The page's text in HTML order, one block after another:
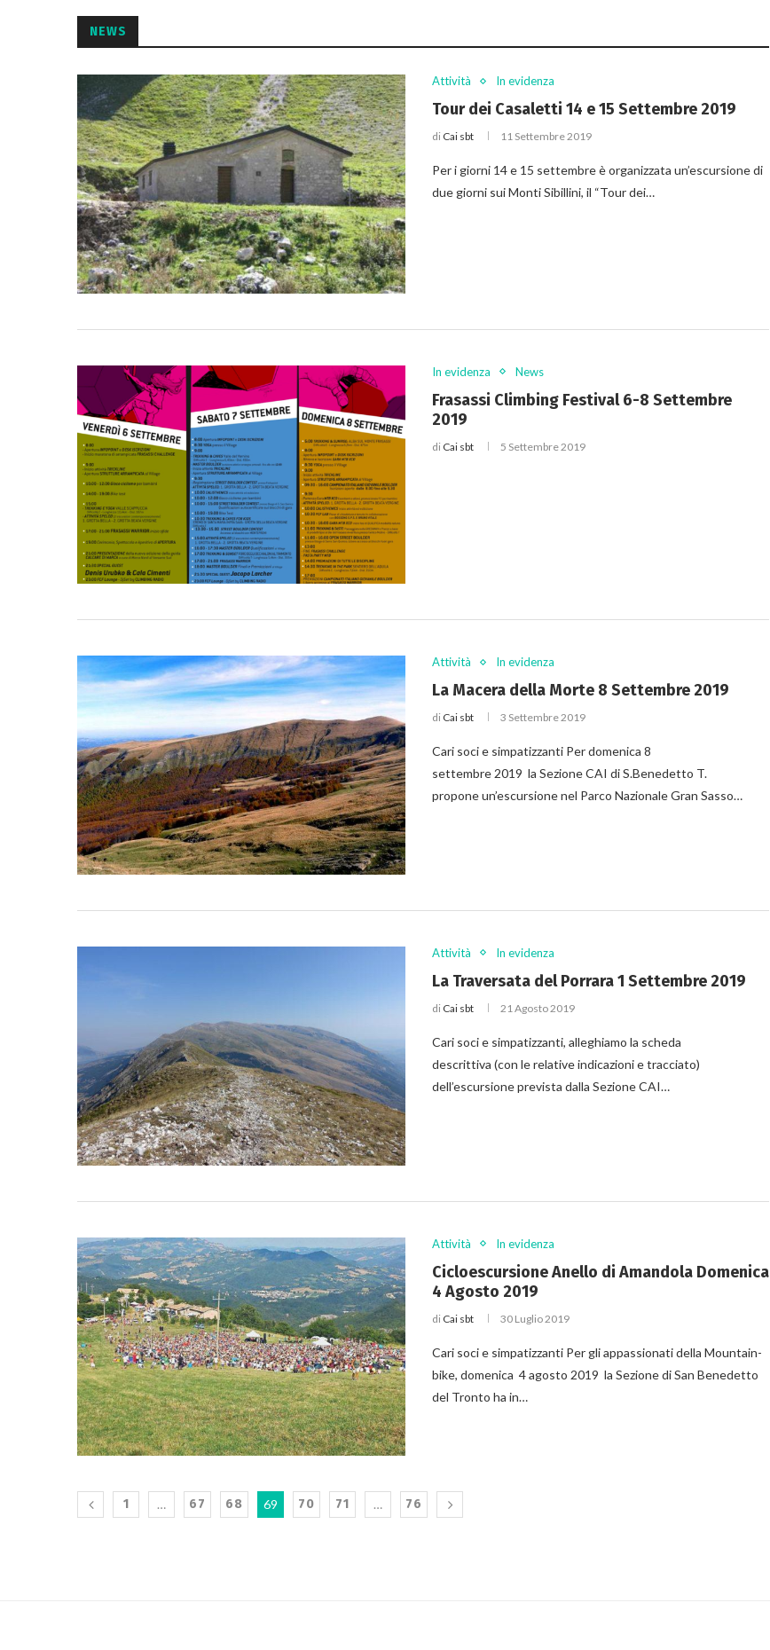
NEWS
Attività In evidenza
Tour dei Casaletti 14 e 15 Settembre 2019
di Cai sbt 11 Settembre 2019
Per i giorni 14 e 15 settembre è organizzata un’escursione di
due giorni sui Monti Sibillini, il “Tour dei…
In evidenza News
Frasassi Climbing Festival 6-8 Settembre
2019
di Cai sbt 5 Settembre 2019
Attività In evidenza
La Macera della Morte 8 Settembre 2019
di Cai sbt 3 Settembre 2019
Cari soci e simpatizzanti Per domenica 8
settembre 2019 la Sezione CAI di S.Benedetto T.
propone un’escursione nel Parco Nazionale Gran Sasso…
Attività In evidenza
La Traversata del Porrara 1 Settembre 2019
di Cai sbt 21 Agosto 2019
Cari soci e simpatizzanti, alleghiamo la scheda
descrittiva (con le relative indicazioni e tracciato)
dell’escursione prevista dalla Sezione CAI…
Attività In evidenza
Cicloescursione Anello di Amandola Domenica
4 Agosto 2019
di Cai sbt 30 Luglio 2019
Cari soci e simpatizzanti Per gli appassionati della Mountain-
bike, domenica 4 agosto 2019 la Sezione di San Benedetto
del Tronto ha in…
1 … 67 68 69 70 71 … 76